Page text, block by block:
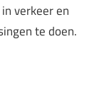
verkeer en
te doen.